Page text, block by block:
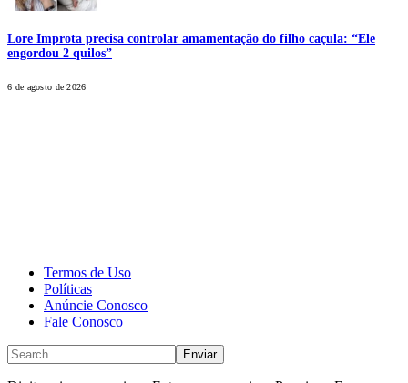
Lore Improta precisa controlar amamentação do filho caçula: “Ele
engordou 2 quilos”
6 de agosto de 2026
Termos de Uso
Políticas
Anúncie Conosco
Fale Conosco
Enviar